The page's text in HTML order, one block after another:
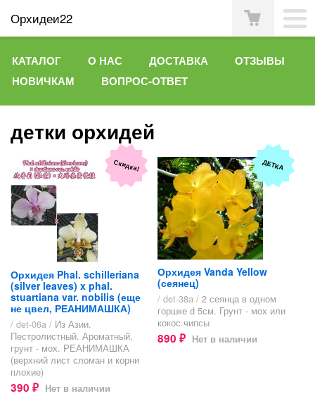
Орхидеи22
КАТАЛОГ О НАС ДОСТАВКА
ОТЗЫВЫ
НОВИЧКАМ
ВОПРОС-ОТВЕТ
детки орхидей
Скидка!
Орхидея Phal. schilleriana
(silver leaves) x phal.
stuartiana var. nobilis (еще
не цвел, РЕАНИМАШКА)
/ det-06a / Из Азии.
Пестролистный. Ароматный,
грунт - мох. РЕАНИМАШКА
(верхний лист сломан и корни
плохие)
390 ₽ Нет в наличии
ДЕТКА
Орхидея Vanda Yellow
(сеянец)
/ det-38а / 2 сеянца в одном
горшке d 5см. Грунт - мох или
кокос.чипсы
890 ₽ Нет в наличии